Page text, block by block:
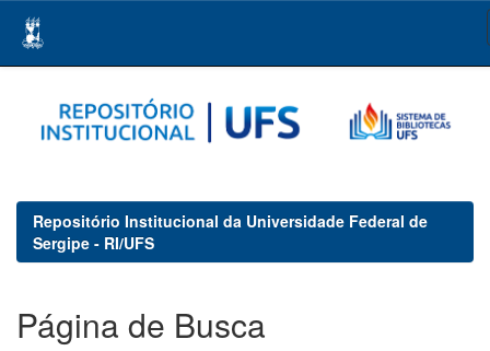
navigation
Repositório Institucional da Universidade Federal de
Sergipe - RI/UFS
Página de Busca